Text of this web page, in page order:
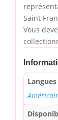
Saint
Vous
Langues